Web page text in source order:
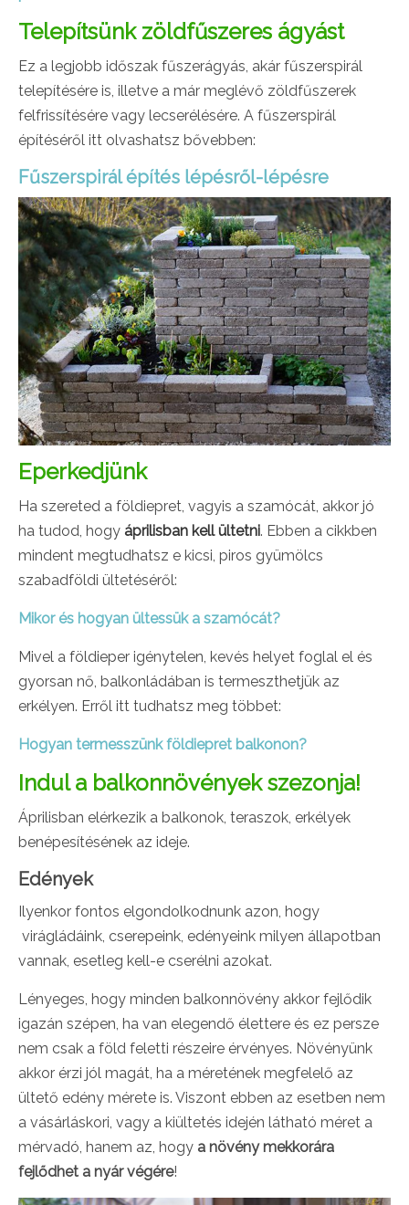
Telepítsünk zöldfűszeres ágyást
Ez a legjobb időszak fűszerágyás, akár fűszerspirál
telepítésére is, illetve a már meglévő zöldfűszerek
felfrissítésére vagy lecserélésére. A fűszerspirál
építéséről itt olvashatsz bővebben:
Fűszerspirál építés lépésről-lépésre
Eperkedjünk
Ha szereted a földiepret, vagyis a szamócát, akkor jó
ha tudod, hogy áprilisban kell ültetni. Ebben a cikkben
mindent megtudhatsz e kicsi, piros gyümölcs
szabadföldi ültetéséről:
Mikor és hogyan ültessük a szamócát?
Mivel a földieper igénytelen, kevés helyet foglal el és
gyorsan nő, balkonládában is termeszthetjük az
erkélyen. Erről itt tudhatsz meg többet:
Hogyan termesszünk földiepret balkonon?
Indul a balkonnövények szezonja!
Áprilisban elérkezik a balkonok, teraszok, erkélyek
benépesítésének az ideje.
Edények
Ilyenkor fontos elgondolkodnunk azon, hogy
virágládáink, cserepeink, edényeink milyen állapotban
vannak, esetleg kell-e cserélni azokat.
Lényeges, hogy minden balkonnövény akkor fejlődik
igazán szépen, ha van elegendő élettere és ez persze
nem csak a föld feletti részeire érvényes. Növényünk
akkor érzi jól magát, ha a méretének megfelelő az
ültető edény mérete is. Viszont ebben az esetben nem
a vásárláskori, vagy a kiültetés idején látható méret a
mérvadó, hanem az, hogy a növény mekkorára
fejlődhet a nyár végére!